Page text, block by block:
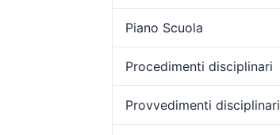
Piano Scuola
Procedimenti disciplinari
Provvedimenti disciplinari